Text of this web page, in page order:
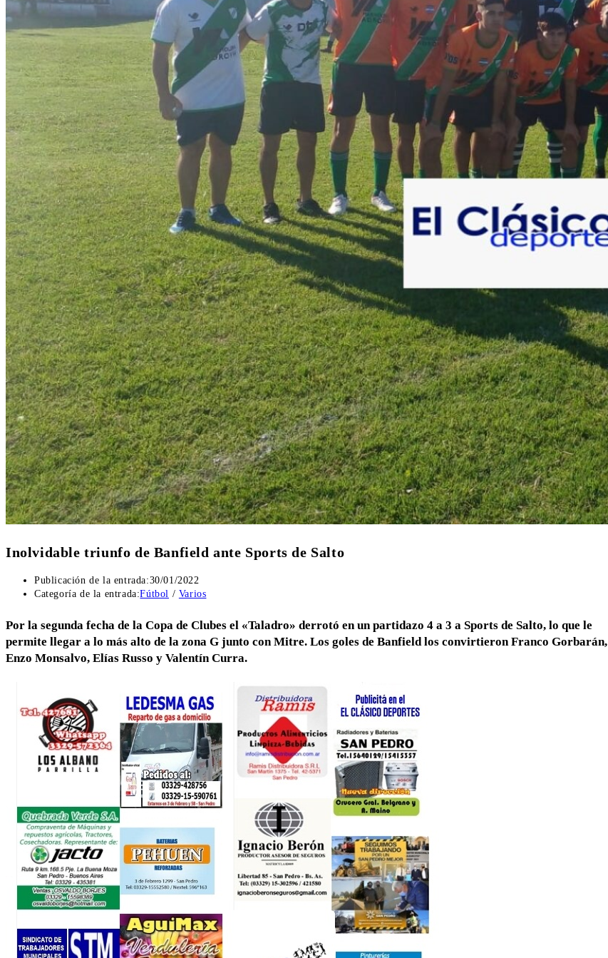
Inolvidable triunfo de Banfield ante Sports de Salto
Publicación de la entrada:30/01/2022
Categoría de la entrada:Fútbol / Varios
Por la segunda fecha de la Copa de Clubes el «Taladro» derrotó en un partidazo 4 a 3 a Sports de Salto, lo que le
permite llegar a lo más alto de la zona G junto con Mitre. Los goles de Banfield los convirtieron Franco Gorbarán,
Enzo Monsalvo, Elías Russo y Valentín Curra.